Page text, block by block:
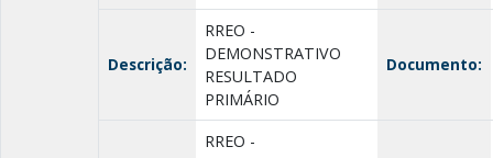
Descrição:
RREO -
DEMONSTRATIVO
RESULTADO
PRIMÁRIO
Documento:
RREO -